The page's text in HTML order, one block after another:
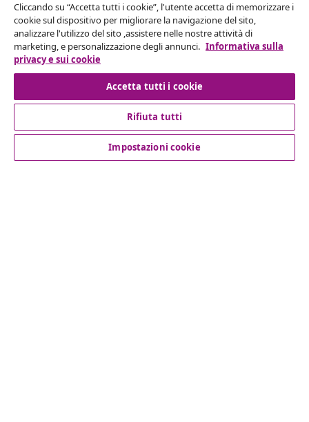
Recesso dal contratto
Invia una richiesta di recesso per il tuo ordine.
Recesso dal contratto
Cliccando su “Accetta tutti i cookie”, l'utente accetta di memorizzare i
cookie sul dispositivo per migliorare la navigazione del sito,
analizzare l'utilizzo del sito ,assistere nelle nostre attività di
marketing, e personalizzazione degli annunci. Informativa sulla
privacy e sui cookie
Accetta tutti i cookie
Rifiuta tutti
Impostazioni cookie